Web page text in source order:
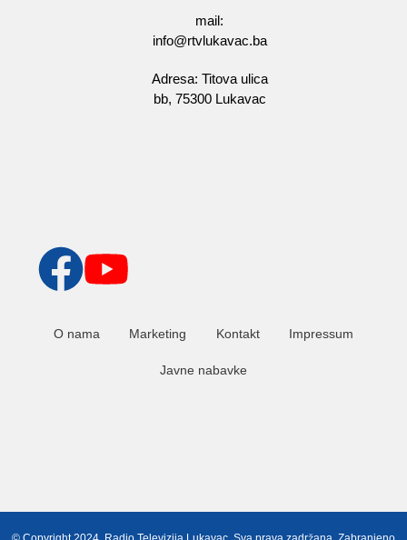
mail:
info@rtvlukavac.ba
Adresa: Titova ulica
bb, 75300 Lukavac
O nama Marketing Kontakt Impressum
Javne nabavke